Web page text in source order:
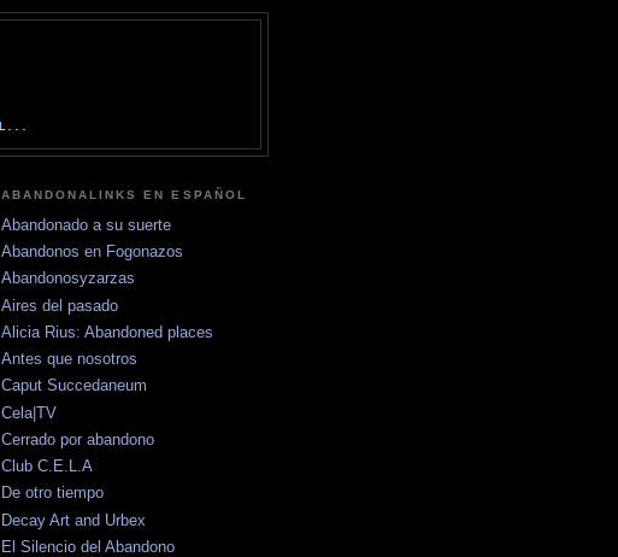
ABANDONALINKS EN ESPAÑOL
Abandonado a su suerte
Abandonos en Fogonazos
Abandonosyzarzas
Aires del pasado
Alicia Rius: Abandoned places
Antes que nosotros
Caput Succedaneum
Cela|TV
Cerrado por abandono
Club C.E.L.A
De otro tiempo
Decay Art and Urbex
El Silencio del Abandono